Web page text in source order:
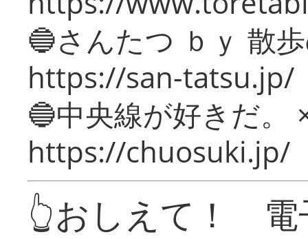
🔵さんたつ ｂｙ 散
https://san-tatsu.jp/
🔵中央線が好きだ。
https://chuosuki.jp/
👆おしえて！ 電